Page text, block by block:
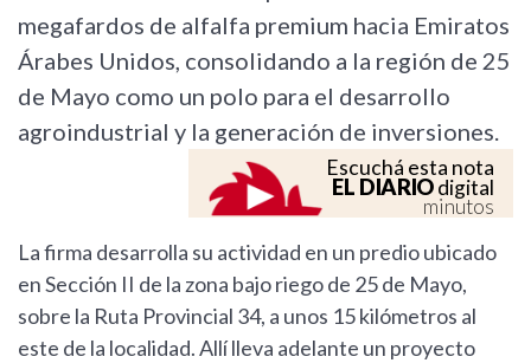
megafardos de alfalfa premium hacia Emiratos
Árabes Unidos, consolidando a la región de 25
de Mayo como un polo para el desarrollo
agroindustrial y la generación de inversiones.
Escuchá esta nota
EL DIARIOdigital
minutos
La firma desarrolla su actividad en un predio ubicado
en Sección II de la zona bajo riego de 25 de Mayo,
sobre la Ruta Provincial 34, a unos 15 kilómetros al
este de la localidad. Allí lleva adelante un proyecto